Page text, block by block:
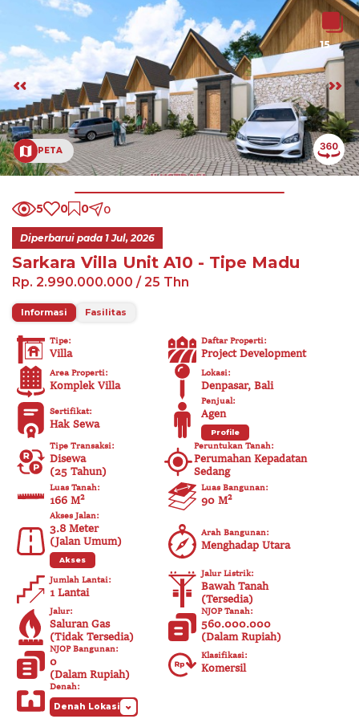
15
PETA
5 0 0 0
Diperbarui pada 1 Jul, 2026
Sarkara Villa Unit A10 - Tipe Madu
Rp. 2.990.000.000 / 25 Thn
Informasi Fasilitas
Tipe:
Villa
Daftar Properti:
Project Development
Area Properti:
Komplek Villa
Lokasi:
Denpasar, Bali
Sertifikat:
Hak Sewa
Penjual:
Agen
Profile
Tipe Transaksi:
Disewa
(25 Tahun)
Peruntukan Tanah:
Perumahan Kepadatan
Sedang
Luas Tanah:
166 M²
Luas Bangunan:
90 M²
Akses Jalan:
3.8 Meter
(Jalan Umum)
Akses
Arah Bangunan:
Menghadap Utara
Jumlah Lantai:
1 Lantai
Jalur Listrik:
Bawah Tanah
(Tersedia)
Jalur:
Saluran Gas
(Tidak Tersedia)
NJOP Tanah:
560.000.000
(Dalam Rupiah)
NJOP Bangunan:
0
(Dalam Rupiah)
Klasifikasi:
Komersil
Denah:
Denah Lokasi